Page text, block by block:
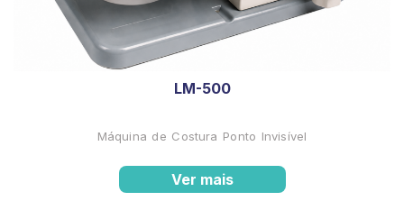
LM-500
Máquina de Costura Ponto Invisível
Ver mais